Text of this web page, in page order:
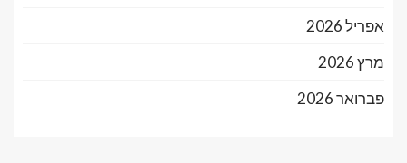
אפריל 2026
מרץ 2026
פברואר 2026